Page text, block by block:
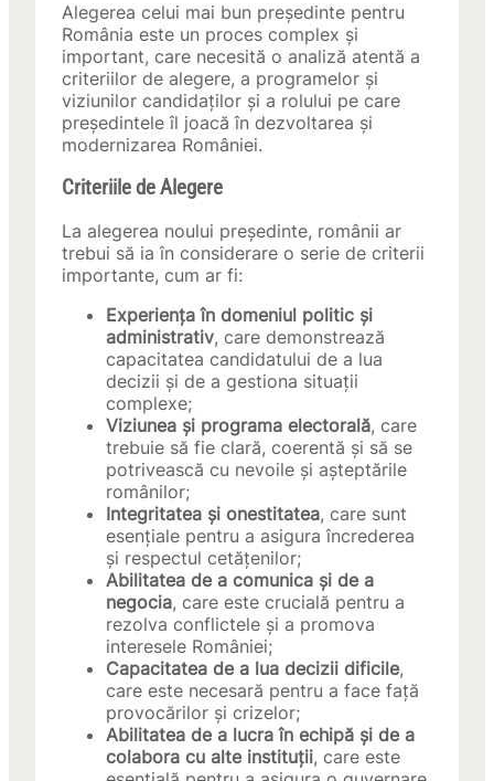
Alegerea celui mai bun președinte pentru
România este un proces complex și
important, care necesită o analiză atentă a
criteriilor de alegere, a programelor și
viziunilor candidaților și a rolului pe care
președintele îl joacă în dezvoltarea și
modernizarea României.
Criteriile de Alegere
La alegerea noului președinte, românii ar
trebui să ia în considerare o serie de criterii
importante, cum ar fi:
Experiența în domeniul politic și
administrativ, care demonstrează
capacitatea candidatului de a lua
decizii și de a gestiona situații
complexe;
Viziunea și programa electorală, care
trebuie să fie clară, coerentă și să se
potrivească cu nevoile și așteptările
românilor;
Integritatea și onestitatea, care sunt
esențiale pentru a asigura încrederea
și respectul cetățenilor;
Abilitatea de a comunica și de a
negocia, care este crucială pentru a
rezolva conflictele și a promova
interesele României;
Capacitatea de a lua decizii dificile,
care este necesară pentru a face față
provocărilor și crizelor;
Abilitatea de a lucra în echipă și de a
colabora cu alte instituții, care este